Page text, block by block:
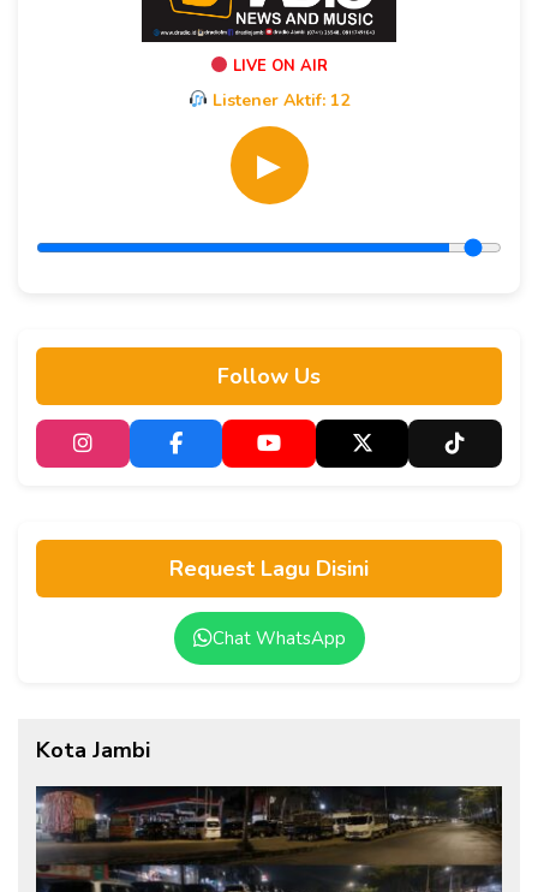
LIVE ON AIR
Listener Aktif: 12
▶
Follow Us
Request Lagu Disini
Chat WhatsApp
Kota Jambi